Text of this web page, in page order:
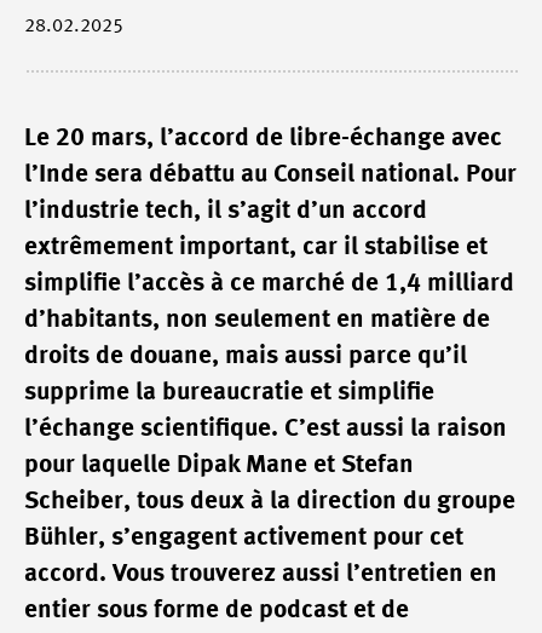
28.02.2025
Le 20 mars, l’accord de libre-échange avec
l’Inde sera débattu au Conseil national. Pour
l’industrie tech, il s’agit d’un accord
extrêmement important, car il stabilise et
simplifie l’accès à ce marché de 1,4 milliard
d’habitants, non seulement en matière de
droits de douane, mais aussi parce qu’il
supprime la bureaucratie et simplifie
l’échange scientifique. C’est aussi la raison
pour laquelle Dipak Mane et Stefan
Scheiber, tous deux à la direction du groupe
Bühler, s’engagent activement pour cet
accord. Vous trouverez aussi l’entretien en
entier sous forme de podcast et de